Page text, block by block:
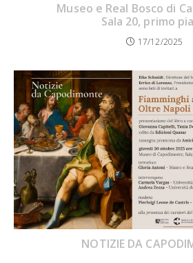
Museo e Real Bosco di
Sala 20, primo
17/12/2025
NOTIZIE DA